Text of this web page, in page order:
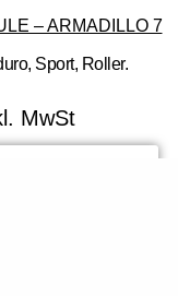
– ARMADILLO 7
Sport, Roller.
MwSt